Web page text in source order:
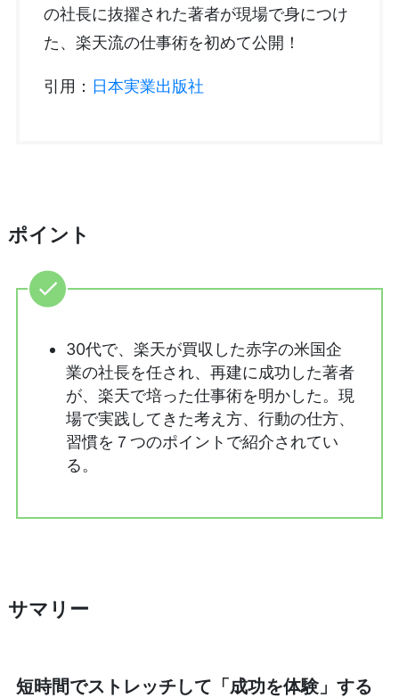
の社長に抜擢された著者が現場で身につけ
た、楽天流の仕事術を初めて公開！
引用： 日本実業出版社
ポイント
30代で、楽天が買収した赤字の米国企
業の社長を任され、再建に成功した著者
が、楽天で培った仕事術を明かした。現
場で実践してきた考え方、行動の仕方、
習慣を７つのポイントで紹介されてい
る。
サマリー
短時間でストレッチして「成功を体験」する